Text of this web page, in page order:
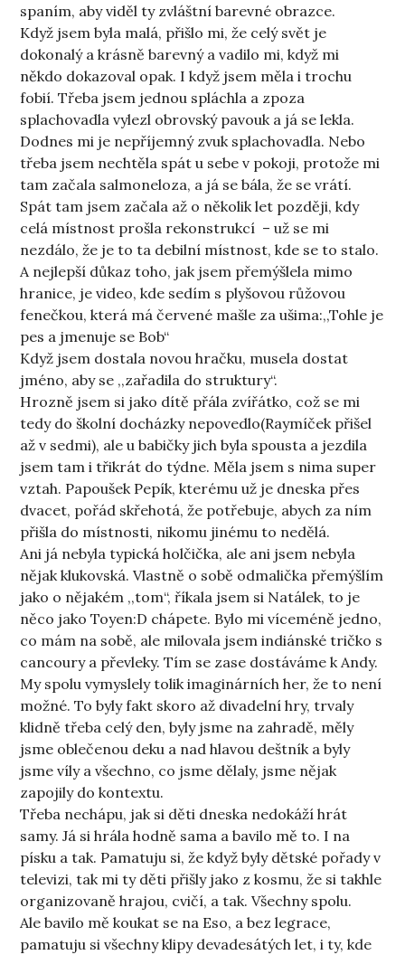
spaním, aby viděl ty zvláštní barevné obrazce.
Když jsem byla malá, přišlo mi, že celý svět je
dokonalý a krásně barevný a vadilo mi, když mi
někdo dokazoval opak. I když jsem měla i trochu
fobií. Třeba jsem jednou spláchla a zpoza
splachovadla vylezl obrovský pavouk a já se lekla.
Dodnes mi je nepříjemný zvuk splachovadla. Nebo
třeba jsem nechtěla spát u sebe v pokoji, protože mi
tam začala salmoneloza, a já se bála, že se vrátí.
Spát tam jsem začala až o několik let později, kdy
celá místnost prošla rekonstrukcí – už se mi
nezdálo, že je to ta debilní místnost, kde se to stalo.
A nejlepší důkaz toho, jak jsem přemýšlela mimo
hranice, je video, kde sedím s plyšovou růžovou
fenečkou, která má červené mašle za ušima:,,Tohle je
pes a jmenuje se Bob“
Když jsem dostala novou hračku, musela dostat
jméno, aby se ,,zařadila do struktury“.
Hrozně jsem si jako dítě přála zvířátko, což se mi
tedy do školní docházky nepovedlo(Raymíček přišel
až v sedmi), ale u babičky jich byla spousta a jezdila
jsem tam i třikrát do týdne. Měla jsem s nima super
vztah. Papoušek Pepík, kterému už je dneska přes
dvacet, pořád skřehotá, že potřebuje, abych za ním
přišla do místnosti, nikomu jinému to nedělá.
Ani já nebyla typická holčička, ale ani jsem nebyla
nějak klukovská. Vlastně o sobě odmalička přemýšlím
jako o nějakém ,,tom“, říkala jsem si Natálek, to je
něco jako Toyen:D chápete. Bylo mi víceméně jedno,
co mám na sobě, ale milovala jsem indiánské tričko s
cancoury a převleky. Tím se zase dostáváme k Andy.
My spolu vymyslely tolik imaginárních her, že to není
možné. To byly fakt skoro až divadelní hry, trvaly
klidně třeba celý den, byly jsme na zahradě, měly
jsme oblečenou deku a nad hlavou deštník a byly
jsme víly a všechno, co jsme dělaly, jsme nějak
zapojily do kontextu.
Třeba nechápu, jak si děti dneska nedokáží hrát
samy. Já si hrála hodně sama a bavilo mě to. I na
písku a tak. Pamatuju si, že když byly dětské pořady v
televizi, tak mi ty děti přišly jako z kosmu, že si takhle
organizovaně hrajou, cvičí, a tak. Všechny spolu.
Ale bavilo mě koukat se na Eso, a bez legrace,
pamatuju si všechny klipy devadesátých let, i ty, kde